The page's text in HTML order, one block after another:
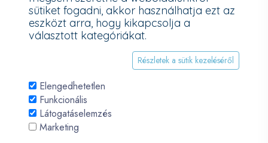
sütiket fogadni, akkor használhatja ezt az
eszközt arra, hogy kikapcsolja a
választott kategóriákat.
Részletek a sütik kezeléséről
Elengedhetetlen
Funkcionális
Látogatáselemzés
Marketing
További információk a Nemzeti Média- és Hírközlési Hatóság
honlapján:https://nmhh.hu/veglegestorles